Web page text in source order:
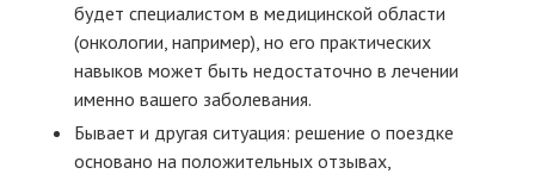
будет специалистом в медицинской области
(онкологии, например), но его практических
навыков может быть недостаточно в лечении
именно вашего заболевания.
Бывает и другая ситуация: решение о поездке
основано на положительных отзывах,